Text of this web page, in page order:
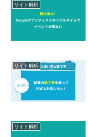
サイト解析
サイト解析
サイト解析